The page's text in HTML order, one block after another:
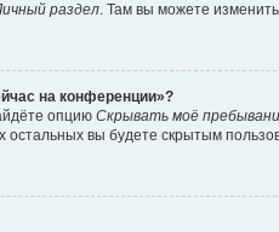
раздел. Там вы можете
на конференции»?
опцию Скрывать моё
вы будете скрытым